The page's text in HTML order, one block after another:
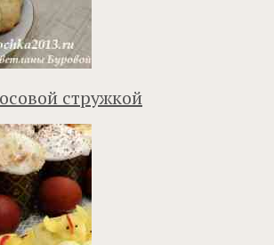
стружкой